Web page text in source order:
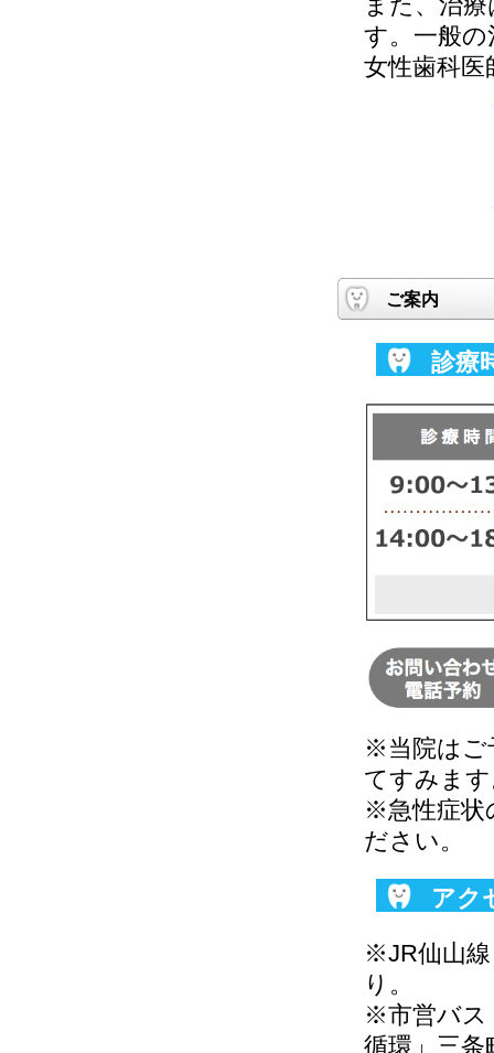
す。一般
女性歯科
ご案内
診療
※当院はご
てすみま
※急性症状
ださい。
アク
※JR仙山線
り。
※市営バス
循環」三